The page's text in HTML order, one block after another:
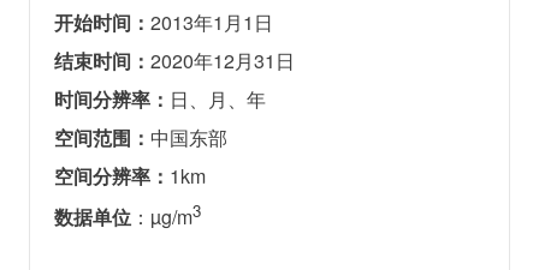
https://doi.org/10.1021/acs.est.3c00272
开始时间：2013年1月1日
结束时间：2020年12月31日
时间分辨率： 日、月、年
空间范围： 中国东部
空间分辨率： 1km
数据单位 ：µg/m3